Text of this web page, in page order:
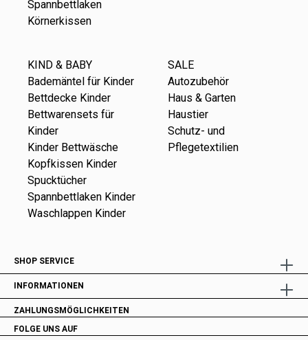
Spannbettlaken
Körnerkissen
KIND & BABY
Bademäntel für Kinder
Bettdecke Kinder
Bettwarensets für
Kinder
Kinder Bettwäsche
Kopfkissen Kinder
Spucktücher
Spannbettlaken Kinder
Waschlappen Kinder
SALE
Autozubehör
Haus & Garten
Haustier
Schutz- und
Pflegetextilien
SHOP SERVICE
INFORMATIONEN
ZAHLUNGSMÖGLICHKEITEN
FOLGE UNS AUF